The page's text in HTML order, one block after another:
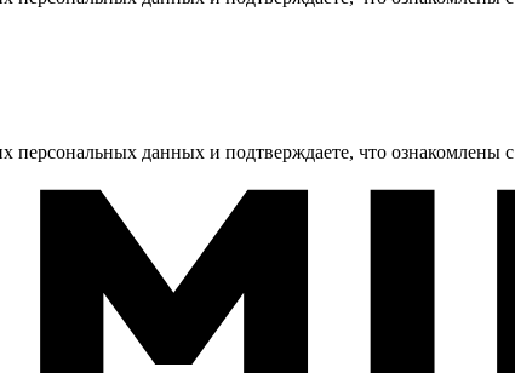
персональных данных и подтверждаете, что ознакомлены с